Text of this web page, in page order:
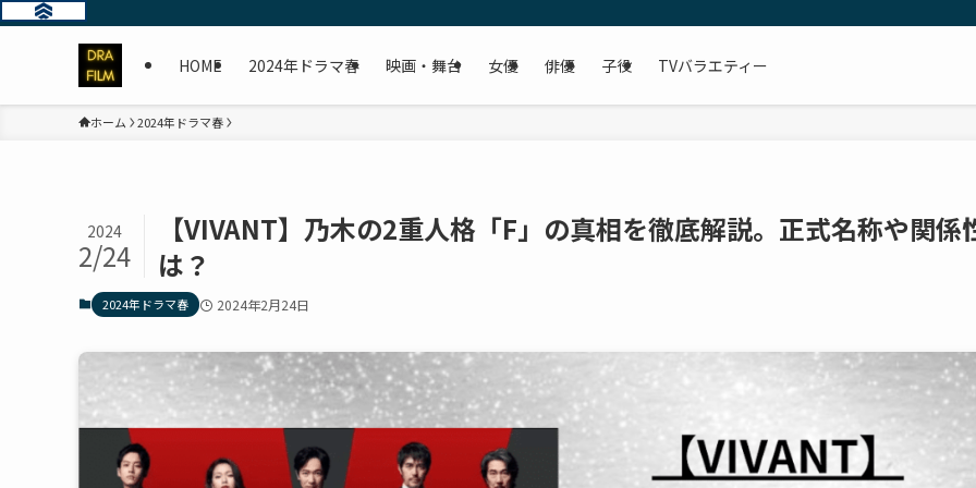
HOME 2024年ドラマ春 映画・舞台 女優 俳優 子役 TVバラエティー
ホーム 2024年ドラマ春
【VIVANT】乃木の2重人格「F」の真相を徹底解説。正式名称や関係
は？
2024
2/24
2024年ドラマ春 2024年2月24日